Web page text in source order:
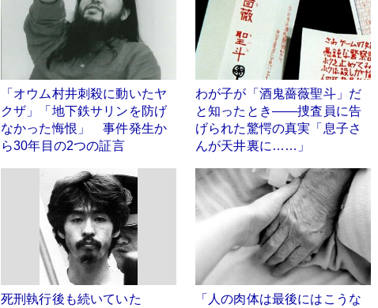
「オウム村井刺殺に動いたヤ
クザ」「地下鉄サリンを防げ
なかった悔恨」 事件発生か
ら30年目の2つの証言
わが子が「酒鬼薔薇聖斗」だ
と知ったとき――捜査員に告
げられた驚愕の真実「息子さ
んが天井裏に……」
死刑執行後も続いていた
「人の肉体は最後にはこうな